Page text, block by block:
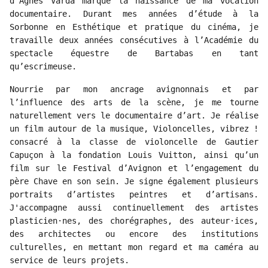
documentaire. Durant mes années d’étude à la
Sorbonne en Esthétique et pratique du cinéma, je
travaille deux années consécutives à l’Académie du
spectacle équestre de Bartabas en tant
qu’escrimeuse.
Nourrie par mon ancrage avignonnais et par
l’influence des arts de la scène, je me tourne
naturellement vers le documentaire d’art. Je réalise
un film autour de la musique, Violoncelles, vibrez !
consacré à la classe de violoncelle de Gautier
Capuçon à la fondation Louis Vuitton, ainsi qu’un
film sur le Festival d’Avignon et l’engagement du
père Chave en son sein. Je signe également plusieurs
portraits d’artistes peintres et d’artisans.
J'accompagne aussi continuellement des artistes
plasticien·nes, des chorégraphes, des auteur·ices,
des architectes ou encore des institutions
culturelles, en mettant mon regard et ma caméra au
service de leurs projets.